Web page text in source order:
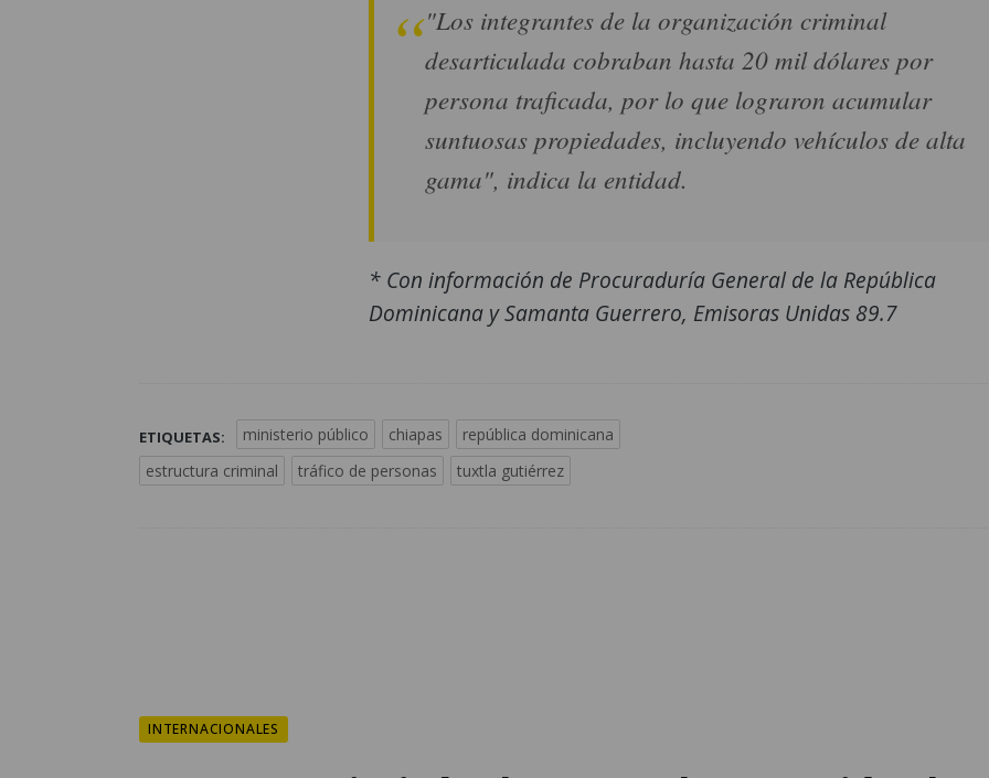
"Los integrantes de la organización criminal
desarticulada cobraban hasta 20 mil dólares por
persona traficada, por lo que lograron acumular
suntuosas propiedades, incluyendo vehículos de alta
gama", indica la entidad.
* Con información de Procuraduría General de la República
Dominicana y Samanta Guerrero, Emisoras Unidas 89.7
ETIQUETAS: ministerio público chiapas
república dominicana
estructura criminal
tráfico de personas tuxtla gutiérrez
INTERNACIONALES